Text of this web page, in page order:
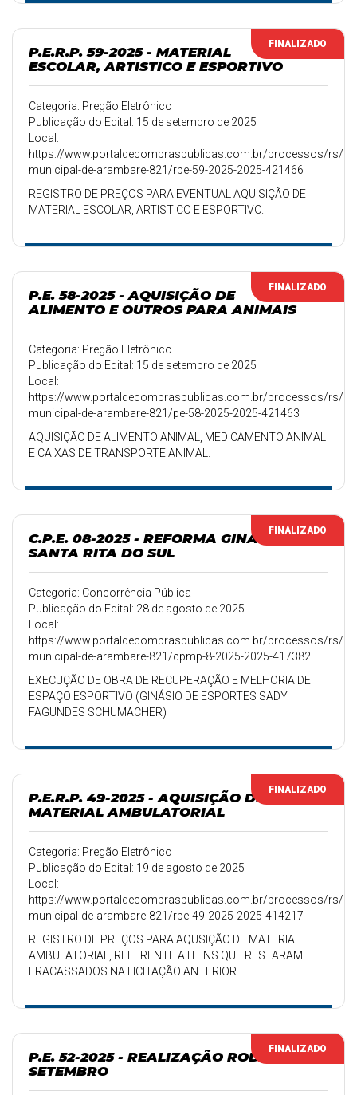
FINALIZADO
P.E.R.P. 59-2025 - MATERIAL
ESCOLAR, ARTISTICO E ESPORTIVO
Categoria: Pregão Eletrônico
Publicação do Edital: 15 de setembro de 2025
Local:
https://www.portaldecompraspublicas.com.br/processos/rs/
municipal-de-arambare-821/rpe-59-2025-2025-421466
REGISTRO DE PREÇOS PARA EVENTUAL AQUISIÇÃO DE
MATERIAL ESCOLAR, ARTISTICO E ESPORTIVO.
FINALIZADO
P.E. 58-2025 - AQUISIÇÃO DE
ALIMENTO E OUTROS PARA ANIMAIS
Categoria: Pregão Eletrônico
Publicação do Edital: 15 de setembro de 2025
Local:
https://www.portaldecompraspublicas.com.br/processos/rs/
municipal-de-arambare-821/pe-58-2025-2025-421463
AQUISIÇÃO DE ALIMENTO ANIMAL, MEDICAMENTO ANIMAL
E CAIXAS DE TRANSPORTE ANIMAL.
FINALIZADO
C.P.E. 08-2025 - REFORMA GINASIO
SANTA RITA DO SUL
Categoria: Concorrência Pública
Publicação do Edital: 28 de agosto de 2025
Local:
https://www.portaldecompraspublicas.com.br/processos/rs/
municipal-de-arambare-821/cpmp-8-2025-2025-417382
EXECUÇÃO DE OBRA DE RECUPERAÇÃO E MELHORIA DE
ESPAÇO ESPORTIVO (GINÁSIO DE ESPORTES SADY
FAGUNDES SCHUMACHER)
FINALIZADO
P.E.R.P. 49-2025 - AQUISIÇÃO DE
MATERIAL AMBULATORIAL
Categoria: Pregão Eletrônico
Publicação do Edital: 19 de agosto de 2025
Local:
https://www.portaldecompraspublicas.com.br/processos/rs/
municipal-de-arambare-821/rpe-49-2025-2025-414217
REGISTRO DE PREÇOS PARA AQUSIÇÃO DE MATERIAL
AMBULATORIAL, REFERENTE A ITENS QUE RESTARAM
FRACASSADOS NA LICITAÇÃO ANTERIOR.
FINALIZADO
P.E. 52-2025 - REALIZAÇÃO RODEIO
SETEMBRO